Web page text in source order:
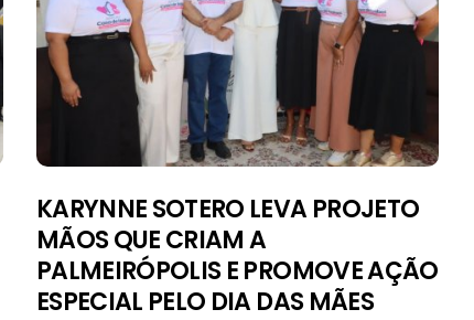
KARYNNE SOTERO LEVA PROJETO
MÃOS QUE CRIAM A
PALMEIRÓPOLIS E PROMOVE AÇÃO
ESPECIAL PELO DIA DAS MÃES